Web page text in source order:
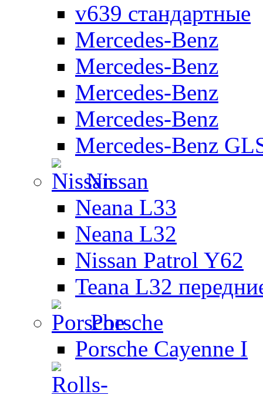
v639 стандартные
Mercedes-Benz
Mercedes-Benz
Mercedes-Benz
Mercedes-Benz
Mercedes-Benz
Nissan
Neana L33
Neana L32
Nissan Patrol Y62
Teana L32
Porsche
Porsche Cayenne I